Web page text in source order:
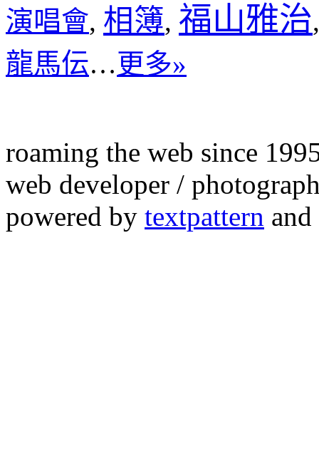
演唱會, 相簿, 福山雅治
龍馬伝…更多»
roaming the web since
web developer /
powered by textpattern